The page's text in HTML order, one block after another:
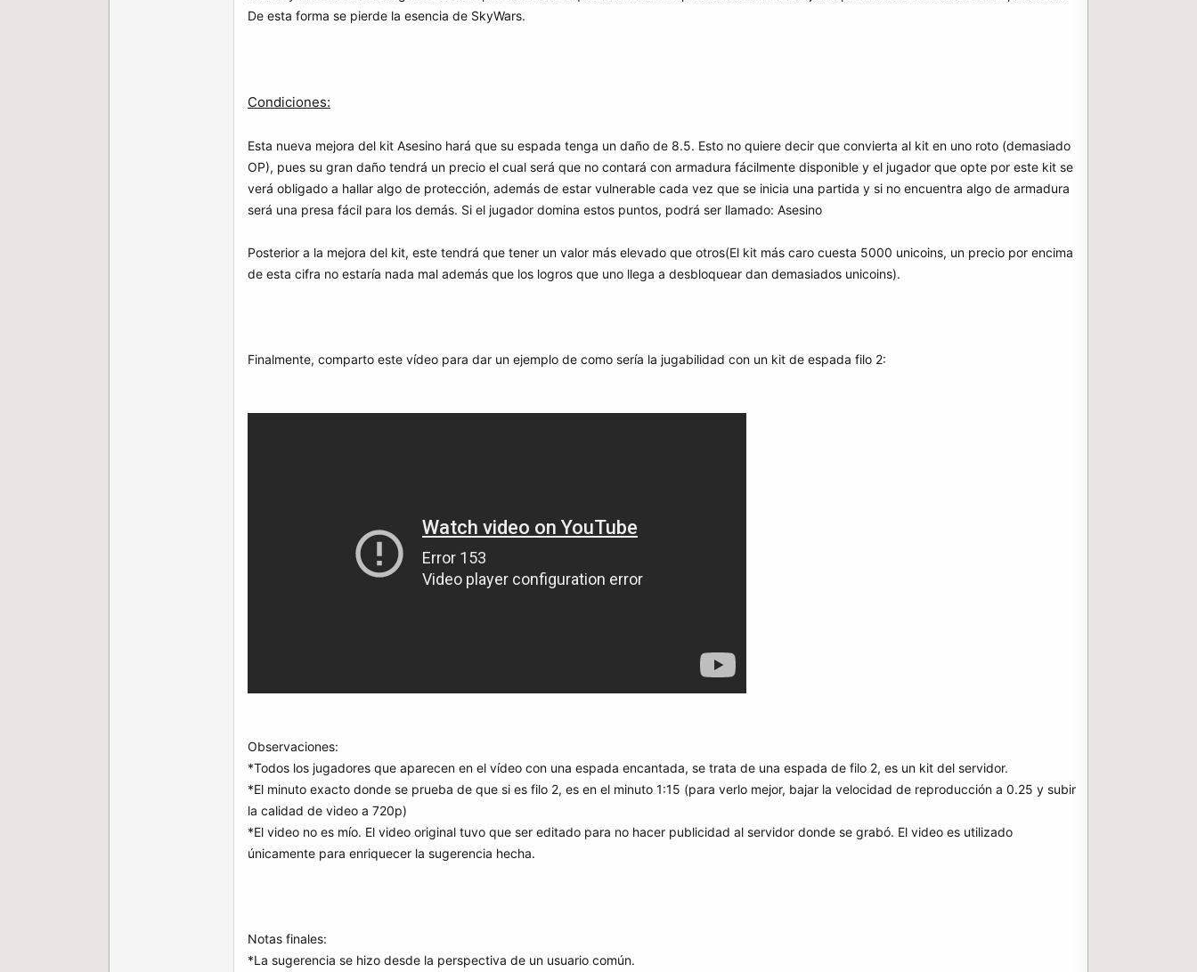
De esta forma se pierde la esencia de SkyWars.
Condiciones:
Esta nueva mejora del kit Asesino hará que su espada tenga un daño de 8.5. Esto no quiere decir que convierta al kit en uno roto (demasiado
OP), pues su gran daño tendrá un precio el cual será que no contará con armadura fácilmente disponible y el jugador que opte por este kit se
verá obligado a hallar algo de protección, además de estar vulnerable cada vez que se inicia una partida y si no encuentra algo de armadura
será una presa fácil para los demás. Si el jugador domina estos puntos, podrá ser llamado: Asesino
Posterior a la mejora del kit, este tendrá que tener un valor más elevado que otros(El kit más caro cuesta 5000 unicoins, un precio por encima
de esta cifra no estaría nada mal además que los logros que uno llega a desbloquear dan demasiados unicoins).
Finalmente, comparto este vídeo para dar un ejemplo de como sería la jugabilidad con un kit de espada filo 2:
Observaciones:
*Todos los jugadores que aparecen en el vídeo con una espada encantada, se trata de una espada de filo 2, es un kit del servidor.
*El minuto exacto donde se prueba de que si es filo 2, es en el minuto 1:15 (para verlo mejor, bajar la velocidad de reproducción a 0.25 y subir
la calidad de video a 720p)
*El video no es mío. El video original tuvo que ser editado para no hacer publicidad al servidor donde se grabó. El video es utilizado
únicamente para enriquecer la sugerencia hecha.
Notas finales:
*La sugerencia se hizo desde la perspectiva de un usuario común.